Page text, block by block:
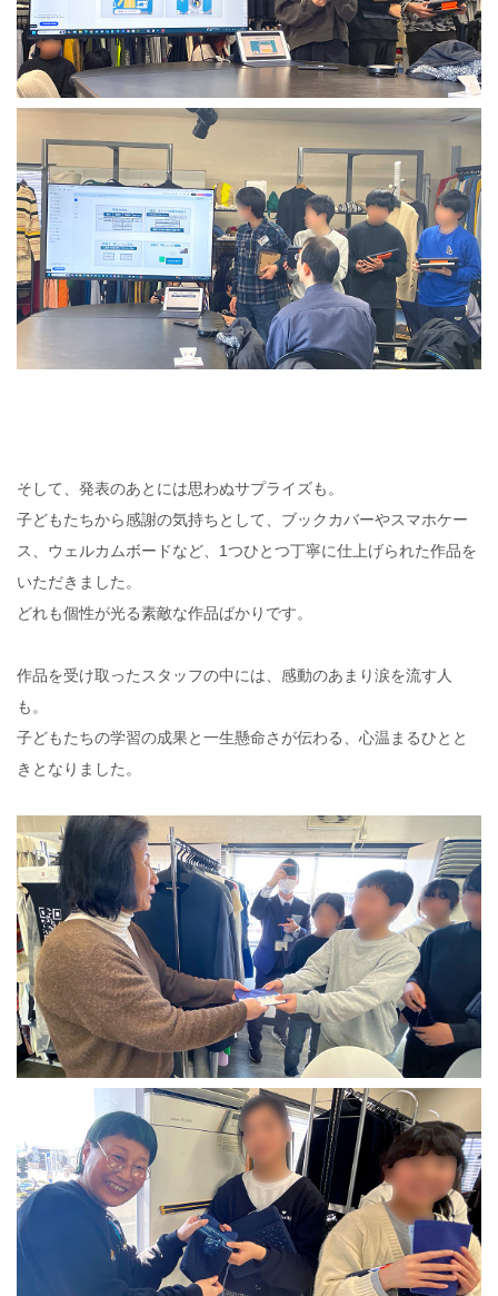
そして、発表のあとには思わぬサプライズも。
子どもたちから感謝の気持ちとして、ブックカバーやスマホケー
ス、ウェルカムボードなど、1つひとつ丁寧に仕上げられた作品を
いただきました。
どれも個性が光る素敵な作品ばかりです。
作品を受け取ったスタッフの中には、感動のあまり涙を流す人
も。
子どもたちの学習の成果と一生懸命さが伝わる、心温まるひとと
きとなりました。